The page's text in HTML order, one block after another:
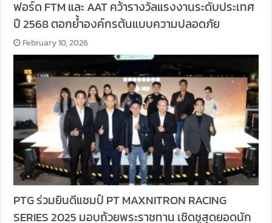
ฟอร์ด FTM และ AAT คว้ารางวัลแรงงานระดับประเทศ
ปี 2568 ตอกย้ำองค์กรต้นแบบความปลอดภัย
February 10, 2026
PTG ร่วมยินดีแชมป์ PT MAXNITRON RACING
SERIES 2025 มอบถ้วยพระราชทาน เชิดชูสุดยอดนัก